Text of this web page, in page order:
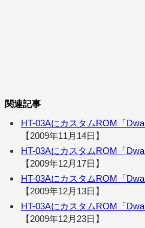
関連記事
HT-03AにカスタムROM「
【2009年11月14日】
HT-03AにカスタムROM「
【2009年12月17日】
HT-03AにカスタムROM「
【2009年12月13日】
HT-03AにカスタムROM「
【2009年12月23日】